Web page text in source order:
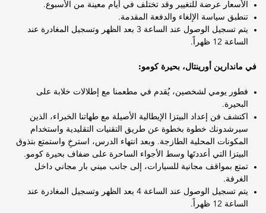
الأسعار عرضة للتغيير وقد تختلف في أيام معينة من الأسبوع.
تنطبق سياسة الإلغاء والدفعة المقدمة.
يتم تسجيل الوصول عند الساعة 3 بعد الظهر وتسجيل المغادرة عند
الساعة 12 ظهراً.
في ماندارين أورينتال، بحيرة كومو:
فطور يومي لشخصين، يُقدم في مطعمنا مع إطلالات خلابة على
البحيرة.
اكتشف فن إعداد البيتزا الإيطالية الأصيلة مع طهاتنا الخبراء، الذين
سيرشدونك خطوة بخطوة عن طريق التقنيات التقليدية واستخدام
المكونات المحلية الطازجة. وبعد انتهاء الدرس، استرخِ واستمتع بتذوق
البيتزا التي أعددتَها وسط الأجواء الساحرة على ضفاف بحيرة كومو.
تمتع بمواقف مجانية للسيارات، إلى جانب ميني بار مجاني داخل
الغرفة.
يتم تسجيل الوصول عند الساعة 4 بعد الظهر وتسجيل المغادرة عند
الساعة 12 ظهراً.